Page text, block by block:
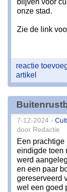
onze stad.
Zie de link
reactie
artikel
7-12-2024 -
door Redactie
Een
eindigde toen
werd
en een paar
gereserveerd
wel een goed